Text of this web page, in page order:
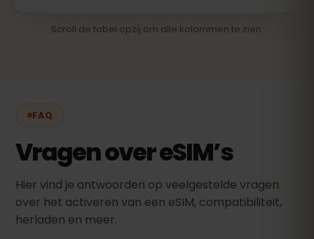
Scroll de tabel opzij om alle kolommen te zien.
FAQ
Vragen over eSIM’s
Hier vind je antwoorden op veelgestelde vragen
over het activeren van een eSIM, compatibiliteit,
herladen en meer.